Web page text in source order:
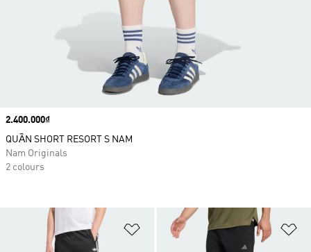
Add to Wishlist
Price
2.400.000₫
QUẦN SHORT RESORT S NAM
Nam Originals
2 colours